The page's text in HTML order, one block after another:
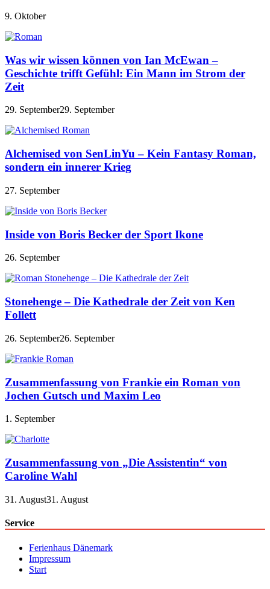
9. Oktober
Was wir wissen können von Ian McEwan –
Geschichte trifft Gefühl: Ein Mann im Strom der
Zeit
29. September29. September
Alchemised von SenLinYu – Kein Fantasy Roman,
sondern ein innerer Krieg
27. September
Inside von Boris Becker der Sport Ikone
26. September
Stonehenge – Die Kathedrale der Zeit von Ken
Follett
26. September26. September
Zusammenfassung von Frankie ein Roman von
Jochen Gutsch und Maxim Leo
1. September
Zusammenfassung von „Die Assistentin“ von
Caroline Wahl
31. August31. August
Service
Ferienhaus Dänemark
Impressum
Start